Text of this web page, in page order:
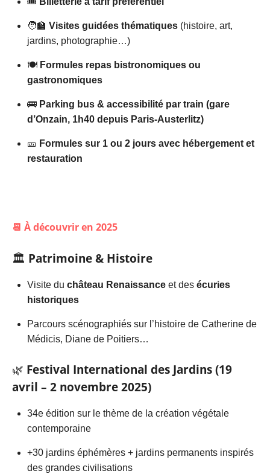
🧑‍🏫 Visites guidées thématiques (histoire, art,
jardins, photographie…)
🍽️ Formules repas bistronomiques ou
gastronomiques
🚌 Parking bus & accessibilité par train (gare
d’Onzain, 1h40 depuis Paris-Austerlitz)
🎫 Formules sur 1 ou 2 jours avec hébergement et
restauration
📆 À découvrir en 2025
🏛️ Patrimoine & Histoire
Visite du château Renaissance et des écuries
historiques
Parcours scénographiés sur l’histoire de Catherine de
Médicis, Diane de Poitiers…
🌿 Festival International des Jardins (19
avril – 2 novembre 2025)
34e édition sur le thème de la création végétale
contemporaine
+30 jardins éphémères + jardins permanents inspirés
des grandes civilisations